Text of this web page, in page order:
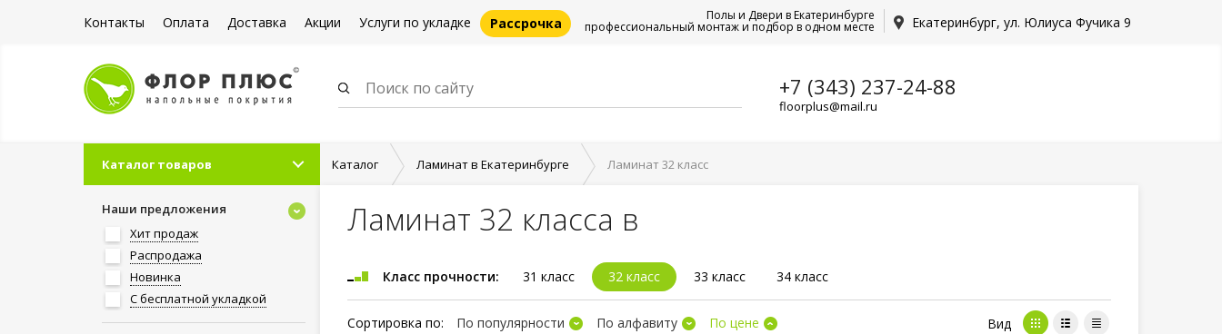
Контакты Оплата Доставка Акции Услуги по укладке Рассрочка Екатеринбург, ул. Юлиуса Фучика 9
Полы и Двери в Екатеринбурге
профессиональный монтаж и подбор в одном месте
+7 (343) 237-24-88
floorplus@mail.ru
Каталог товаров Каталог Ламинат в Екатеринбурге Ламинат 32 класс
Наши предложения
Хит продаж
Распродажа
Новинка
С бесплатной укладкой
Ламинат 32 класса в
Класс прочности: 31 класс 32 класс 33 класс 34 класс
Сортировка по: По популярности По алфавиту По цене Вид